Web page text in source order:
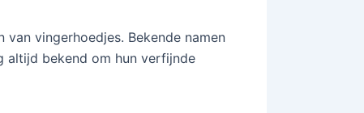
vingerhoedjes. Bekende namen
altijd bekend om hun verfijnde